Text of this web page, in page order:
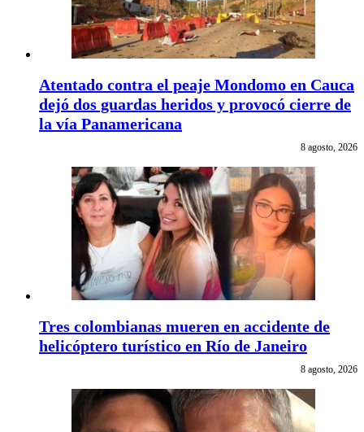
Atentado contra el peaje Mondomo en Cauca
dejó dos guardas heridos y provocó cierre de
la vía Panamericana
8 agosto, 2026
Tres colombianas mueren en accidente de
helicóptero turístico en Río de Janeiro
8 agosto, 2026